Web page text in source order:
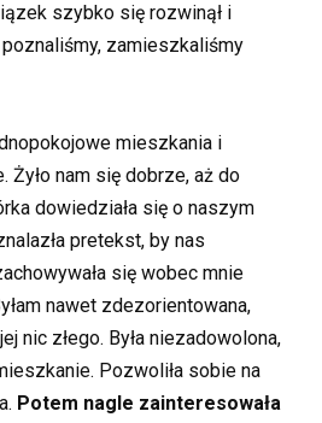
szybko się rozwinął i
zamieszkaliśmy
mieszkania i
Żyło nam się dobrze, aż do
dowiedziała się o naszym
pretekst, by nas
się wobec mnie
nawet zdezorientowana,
nic złego. Była niezadowolona,
Pozwoliła sobie na
Potem nagle zainteresowała